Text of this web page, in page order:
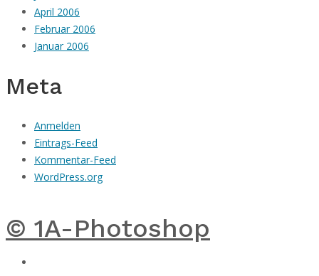
April 2006
Februar 2006
Januar 2006
Meta
Anmelden
Eintrags-Feed
Kommentar-Feed
WordPress.org
© 1A-Photoshop